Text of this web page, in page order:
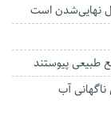
نهایی‌شدن است
آب